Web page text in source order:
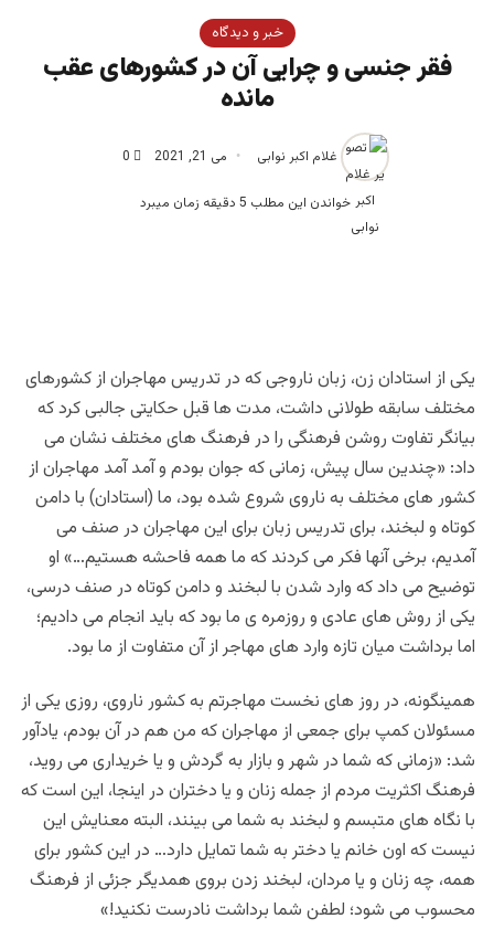
خبر و دیدگاه
فقر جنسی و چرایی آن در کشورهای عقب
مانده
غلام اکبر نوابی می 21, 2021 0
خواندن این مطلب 5 دقیقه زمان میبرد
یکی از استادان زن، زبان ناروجی که در تدریس مهاجران از کشورهای
مختلف سابقه طولانی داشت، مدت ها قبل حکایتی جالبی کرد که
بیانگر تفاوت روشن فرهنگی را در فرهنگ های مختلف نشان می
داد: «چندین سال پیش، زمانی که جوان بودم و آمد آمد مهاجران از
کشور های مختلف به ناروی شروع شده بود، ما (استادان) با دامن
کوتاه و لبخند، برای تدریس زبان برای این مهاجران در صنف می
آمدیم، برخی آنها فکر می کردند که ما همه فاحشه هستیم…» او
توضیح می داد که وارد شدن با لبخند و دامن کوتاه در صنف درسی،
یکی از روش های عادی و روزمره ی ما بود که باید انجام می دادیم؛
اما برداشت میان تازه وارد های مهاجر از آن متفاوت از ما بود.
همینگونه، در روز های نخست مهاجرتم به کشور ناروی، روزی یکی از
مسئولان کمپ برای جمعی از مهاجران که من هم در آن بودم، یادآور
شد: «زمانی که شما در شهر و بازار به گردش و یا خریداری می روید،
فرهنگ اکثریت مردم از جمله زنان و یا دختران در اینجا، این است که
با نگاه های متبسم و لبخند به شما می بینند، البته معنایش این
نیست که اون خانم یا دختر به شما تمایل دارد… در این کشور برای
همه، چه زنان و یا مردان، لبخند زدن بروی همدیگر جزئی از فرهنگ
محسوب می شود؛ لطفن شما برداشت نادرست نکنید!»